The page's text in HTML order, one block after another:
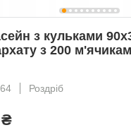
з кульками
з 200
Роздріб
₴